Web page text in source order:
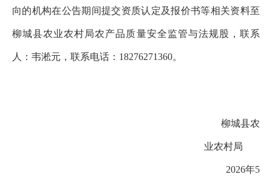
向的机构在公告期间提交资质认定及报价书等相关资料至
柳城县农业农村局农产品质量安全监管与法规股，联系
人：韦淞元，联系电话：18276271360。
柳城县农
业农村局
2026年5